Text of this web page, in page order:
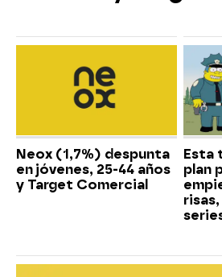
Neox (1,7%) despunta
en jóvenes, 25-44 años
y Target Comercial
Esta
plan